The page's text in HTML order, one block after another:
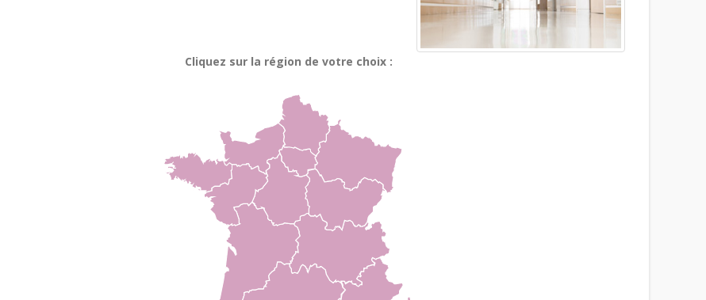
Cliquez sur la région de votre choix :